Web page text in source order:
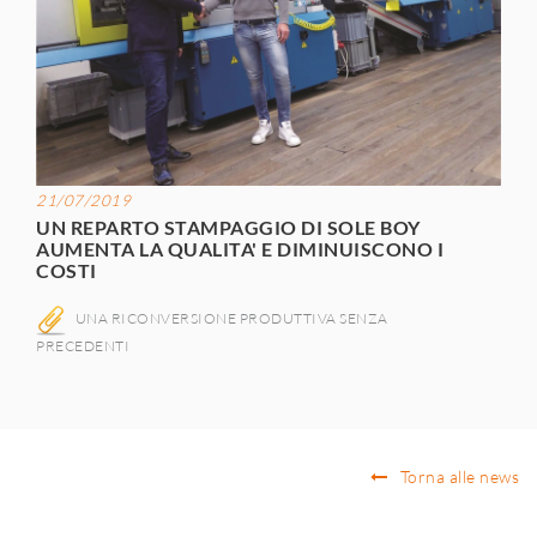
21/07/2019
UN REPARTO STAMPAGGIO DI SOLE BOY
AUMENTA LA QUALITA' E DIMINUISCONO I
COSTI
UNA RICONVERSIONE PRODUTTIVA SENZA
PRECEDENTI
Torna alle news